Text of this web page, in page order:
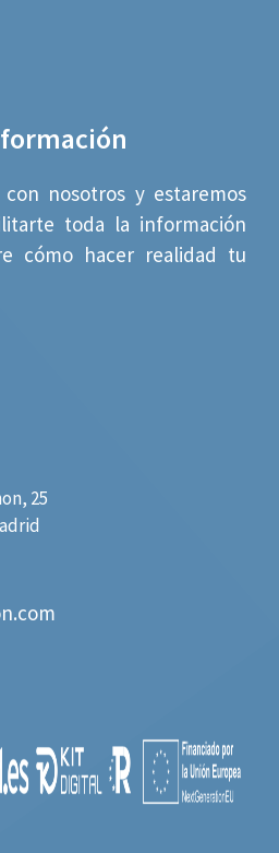
nosotros y estaremos
toda la información
cómo hacer realidad tu
25